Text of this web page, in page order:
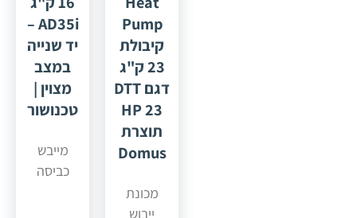
Pump
קיבולת
23 ק"ג
דגם DTT
HP 23
תוצרת
Domus
מכונת
ייבוש
AD35i –
יד שנייה
במצב
מצוין |
טכנושור
מייבש
כביסה